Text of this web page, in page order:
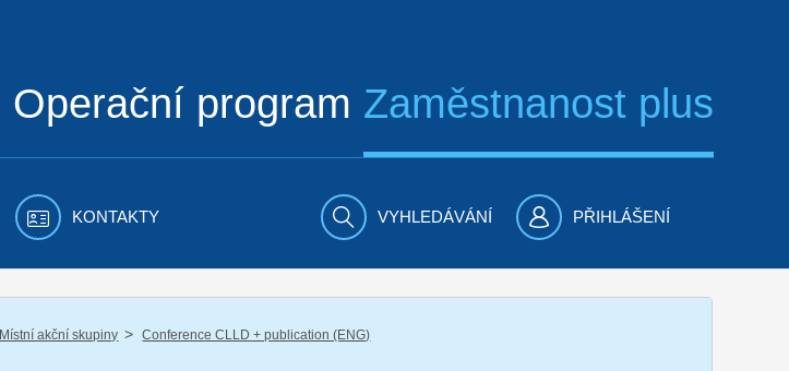
Operační program Zaměstnanost plus
KONTAKTY VYHLEDÁVÁNÍ PŘIHLÁŠENÍ
Místní akční skupiny / Conference CLLD + publication (ENG)